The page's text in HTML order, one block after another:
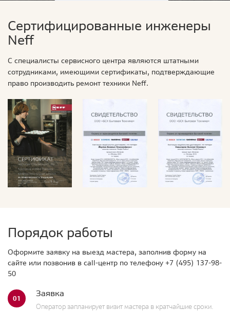
Сертифицированные инженеры
Neff
С специалисты сервисного центра являются штатными
сотрудниками, имеющими сертификаты, подтверждающие
право производить ремонт техники Neff.
Порядок работы
Оформите заявку на выезд мастера, заполнив форму на
сайте или позвонив в call-центр по телефону +7 (495) 137-98-
50
01 Заявка
Оператор запланирует визит мастера в кратчайшие сроки.